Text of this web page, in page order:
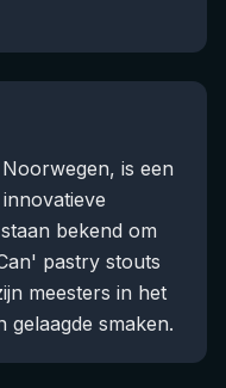
is een
bekend om
pastry stouts
meesters in het
smaken.